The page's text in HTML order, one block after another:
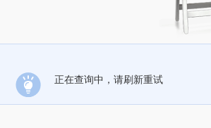
正在查询中，请刷新重试